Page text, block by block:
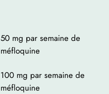
50 mg par semaine de
méfloquine
100 mg par semaine de
méfloquine